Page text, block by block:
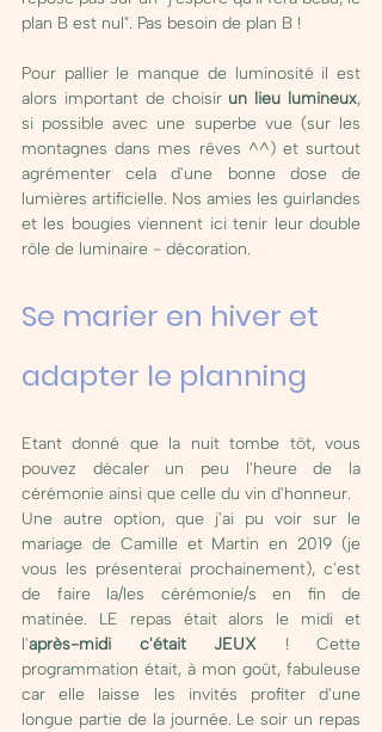
plan B est nul". Pas besoin de plan B !
Pour pallier le manque de luminosité il est
alors important de choisir un lieu lumineux,
si possible avec une superbe vue (sur les
montagnes dans mes rêves ^^) et surtout
agrémenter cela d'une bonne dose de
lumières artificielle. Nos amies les guirlandes
et les bougies viennent ici tenir leur double
rôle de luminaire - décoration.
Se marier en hiver et
adapter le planning
Etant donné que la nuit tombe tôt, vous
pouvez décaler un peu l'heure de la
cérémonie ainsi que celle du vin d'honneur.
Une autre option, que j'ai pu voir sur le
mariage de Camille et Martin en 2019 (je
vous les présenterai prochainement), c'est
de faire la/les cérémonie/s en fin de
matinée. LE repas était alors le midi et
l'après-midi c'était JEUX ! Cette
programmation était, à mon goût, fabuleuse
car elle laisse les invités profiter d'une
longue partie de la journée. Le soir un repas